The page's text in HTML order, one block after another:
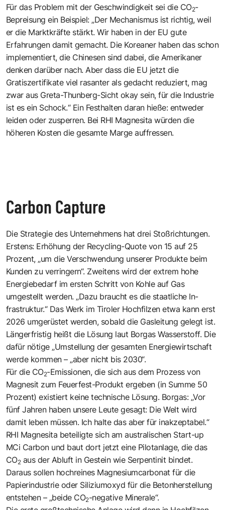
Für das Problem mit der Geschwindigkeit sei die CO2-
Bepreisung ein Beispiel: „Der Mechanismus ist richtig, weil
er die Marktkräfte stärkt. Wir haben in der EU gute
Erfahrungen damit gemacht. Die Koreaner haben das schon
implementiert, die Chinesen sind dabei, die Amerikaner
denken darüber nach. Aber dass die EU jetzt die
Gratiszertifikate viel rasanter als gedacht reduziert, mag
zwar aus Greta-Thunberg-Sicht okay sein, für die Indus­trie
ist es ein Schock.“ Ein Festhalten daran hieße: entweder
leiden oder zusperren. Bei RHI Magnesita würden die
höheren Kosten die gesamte Marge auffressen.
Carbon Capture
Die Strategie des Unternehmens hat drei Stoßrichtungen.
Erstens: Erhöhung der Recycling-Quote von 15 auf 25
Prozent, „um die Verschwendung unserer Produkte beim
Kunden zu verringern“. Zweitens wird der extrem hohe
Energiebedarf im ersten Schritt von Kohle auf Gas
umgestellt werden. „Dazu braucht es die staatliche In­
frastruktur.“ Das Werk im Tiroler Hochfilzen etwa kann erst
2026 umgerüstet werden, sobald die Gasleitung gelegt ist.
Längerfristig heißt die Lösung laut Borgas Wasserstoff. Die
dafür nötige „Umstellung der gesamten Energiewirtschaft
werde kommen – „aber nicht bis 2030“.
Für die CO2-Emissionen, die sich aus dem Prozess von
Magnesit zum Feuerfest-Produkt ergeben (in Summe 50
Prozent) existiert keine technische Lösung. Borgas: „Vor
fünf Jahren haben unsere Leute gesagt: Die Welt wird
damit leben müssen. Ich halte das aber für inakzeptabel.“
RHI Magnesita beteiligte sich am australischen Start-up
MCi Carbon und baut dort jetzt eine Pilotanlage, die das
CO2aus der Abluft in Gestein wie Serpentinit bindet.
Daraus sollen hochreines Magnesiumcarbonat für die
Papierindustrie oder Siliziumoxyd für die Betonherstellung
entstehen – „beide CO2-negative Minerale“.